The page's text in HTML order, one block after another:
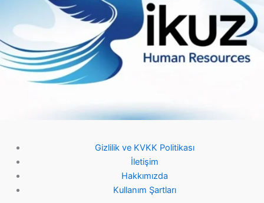
Gizlilik ve KVKK Politikası
İletişim
Hakkımızda
Kullanım Şartları